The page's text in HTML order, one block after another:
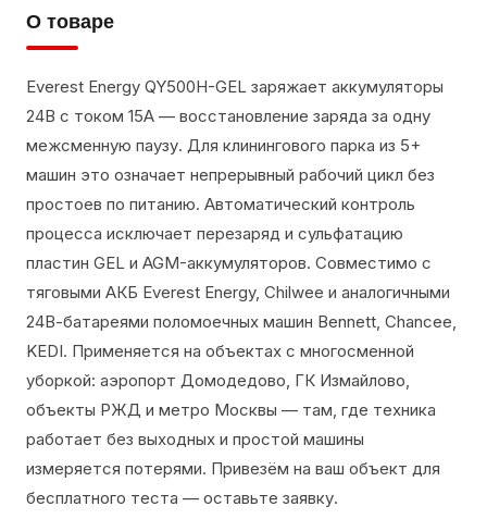
О товаре
Everest Energy QY500H-GEL заряжает аккумуляторы
24В с током 15А — восстановление заряда за одну
межсменную паузу. Для клинингового парка из 5+
машин это означает непрерывный рабочий цикл без
простоев по питанию. Автоматический контроль
процесса исключает перезаряд и сульфатацию
пластин GEL и AGM-аккумуляторов. Совместимо с
тяговыми АКБ Everest Energy, Chilwee и аналогичными
24В-батареями поломоечных машин Bennett, Chancee,
KEDI. Применяется на объектах с многосменной
уборкой: аэропорт Домодедово, ГК Измайлово,
объекты РЖД и метро Москвы — там, где техника
работает без выходных и простой машины
измеряется потерями. Привезём на ваш объект для
бесплатного теста — оставьте заявку.